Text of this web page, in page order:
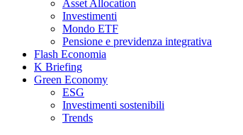
Asset Allocation
Investimenti
Mondo ETF
Pensione e previdenza integrativa
Flash Economia
K Briefing
Green Economy
ESG
Investimenti sostenibili
Trends